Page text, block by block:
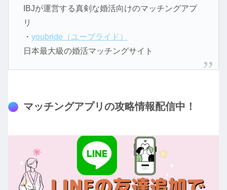
IBJが運営する真剣な婚活向けのマッチングアプ
リ
・ youbride（ユーブライド）
日本最大級の婚活マッチングサイト
マッチングアプリの攻略情報配信中！